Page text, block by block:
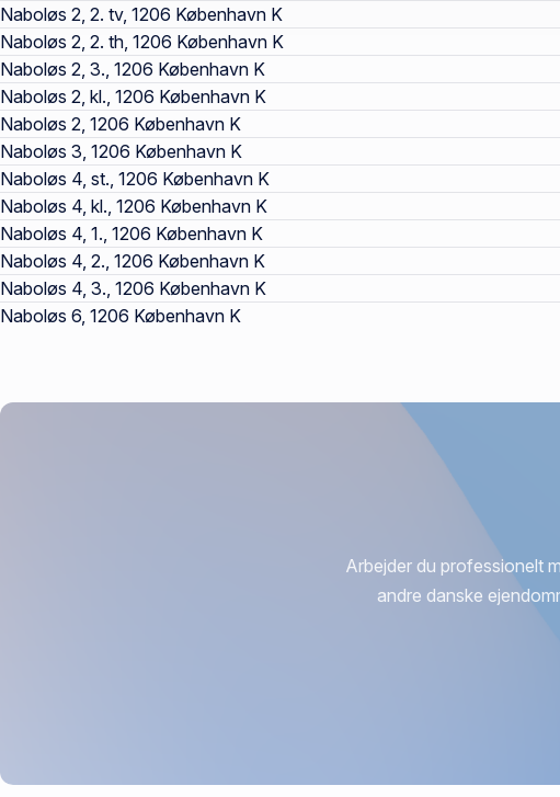
Naboløs 2, 2. tv, 1206 København K
Naboløs 2, 2. th, 1206 København K
Naboløs 2, 3., 1206 København K
Naboløs 2, kl., 1206 København K
Naboløs 2, 1206 København K
Naboløs 3, 1206 København K
Naboløs 4, st., 1206 København K
Naboløs 4, kl., 1206 København K
Naboløs 4, 1., 1206 København K
Naboløs 4, 2., 1206 København K
Naboløs 4, 3., 1206 København K
Naboløs 6, 1206 København K
Arbejder du professionelt
andre danske